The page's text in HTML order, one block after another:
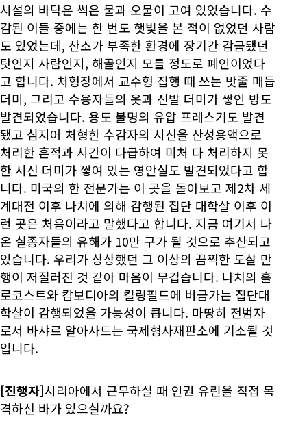
시설의 바닥은 썩은 물과 오물이 고여 있었습니다. 수
감된 이들 중에는 한 번도 햇빛을 본 적이 없었던 사람
도 있었는데, 산소가 부족한 환경에 장기간 감금됐던
탓인지 사람인지, 해골인지 모를 정도로 폐인이었다
고 합니다. 처형장에서 교수형 집행 때 쓰는 밧줄 매듭
더미, 그리고 수용자들의 옷과 신발 더미가 쌓인 방도
발견되었습니다. 용도 불명의 유압 프레스기도 발견
됐고 심지어 처형한 수감자의 시신을 산성용액으로
처리한 흔적과 시간이 다급하여 미처 다 처리하지 못
한 시신 더미가 쌓여 있는 영안실도 발견되었다고 합
니다. 미국의 한 전문가는 이 곳을 돌아보고 제2차 세
계대전 이후 나치에 의해 감행된 집단 대학살 이후 이
런 곳은 처음이라고 말했다고 합니다. 지금 여기서 나
온 실종자들의 유해가 10만 구가 될 것으로 추산되고
있습니다. 우리가 상상했던 그 이상의 끔찍한 도살 만
행이 저질러진 것 같아 마음이 무겁습니다. 나치의 홀
로코스트와 캄보디아의 킬링필드에 버금가는 집단대
학살이 감행되었을 가능성이 큽니다. 마땅히 전범자
로서 바샤르 알아사드는 국제형사재판소에 기소될 것
입니다.
[진행자]시리아에서 근무하실 때 인권 유린을 직접 목
격하신 바가 있으실까요?